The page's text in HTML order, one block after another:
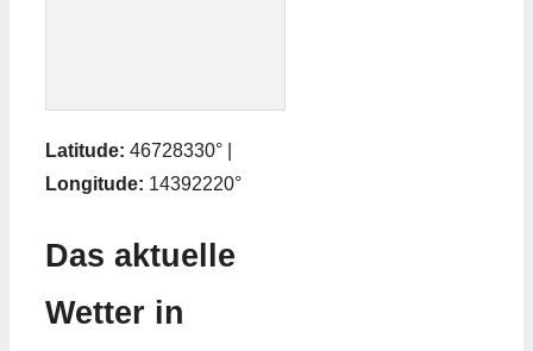
Latitude: 46728330° |
Longitude: 14392220°
Das aktuelle
Wetter in